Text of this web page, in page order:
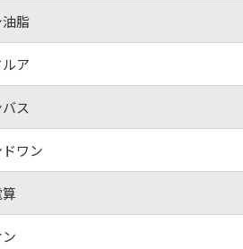
脂
ア
ス
ワン